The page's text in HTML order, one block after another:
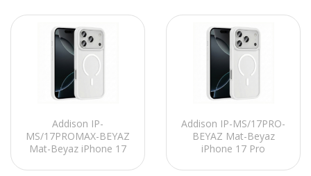
Addison IP-
MS/17PROMAX-BEYAZ
Mat-Beyaz iPhone 17
Telefon Kılıfı
Addison IP-MS/17PRO-
BEYAZ Mat-Beyaz
iPhone 17 Pro